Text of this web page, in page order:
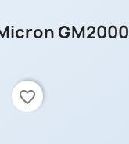
GM2000
favorite_border